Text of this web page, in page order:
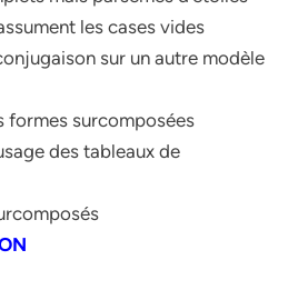
les cases vides
sur un autre modèle
formes surcomposées
des tableaux de